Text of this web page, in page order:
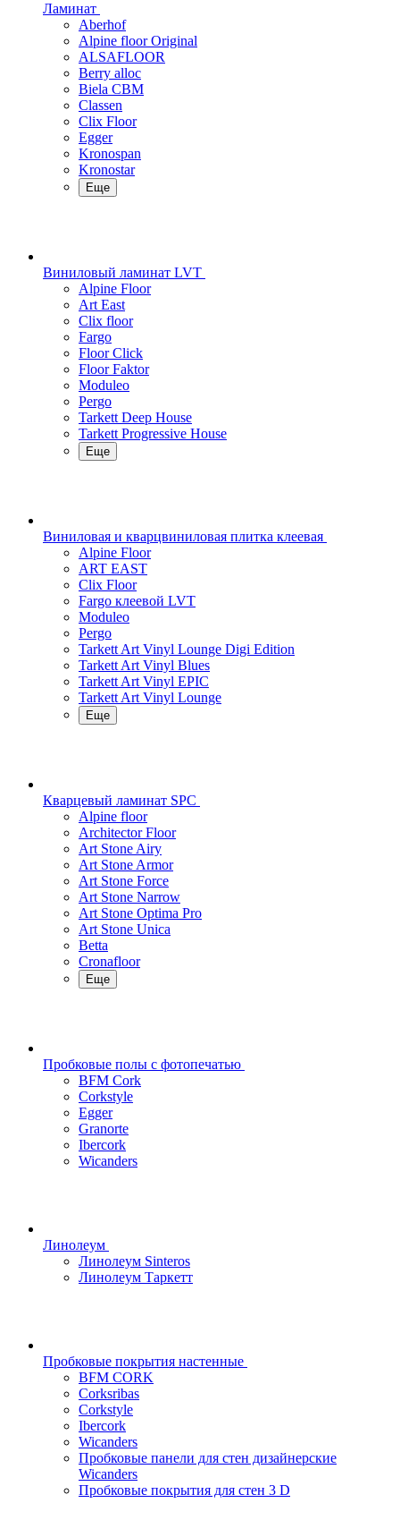
Ламинат
Aberhof
Alpine floor Original
ALSAFLOOR
Berry alloc
Biela CBM
Classen
Clix Floor
Egger
Kronospan
Kronostar
Еще
Виниловый ламинат LVT
Alpine Floor
Art East
Clix floor
Fargo
Floor Click
Floor Faktor
Moduleo
Pergo
Tarkett Deep House
Tarkett Progressive House
Еще
Виниловая и кварцвиниловая плитка клеевая
Alpine Floor
ART EAST
Clix Floor
Fargo клеевой LVT
Moduleo
Pergo
Tarkett Art Vinyl Lounge Digi Edition
Tarkett Art Vinyl Blues
Tarkett Art Vinyl EPIC
Tarkett Art Vinyl Lounge
Еще
Кварцевый ламинат SPC
Alpine floor
Architector Floor
Art Stone Airy
Art Stone Armor
Art Stone Force
Art Stone Narrow
Art Stone Optima Pro
Art Stone Unica
Betta
Cronafloor
Еще
Пробковые полы с фотопечатью
BFM Cork
Corkstyle
Egger
Granorte
Ibercork
Wicanders
Линолеум
Линолеум Sinteros
Линолеум Таркетт
Пробковые покрытия настенные
BFM CORK
Corksribas
Corkstyle
Ibercork
Wicanders
Пробковые панели для стен дизайнерские
Wicanders
Пробковые покрытия для стен 3 D